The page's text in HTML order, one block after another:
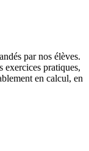
par nos élèves.
exercices pratiques,
en calcul, en